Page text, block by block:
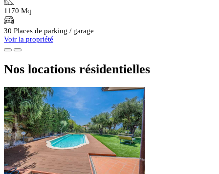
1170 Mq
30 Places de parking / garage
Voir la propriété
Nos locations résidentielles